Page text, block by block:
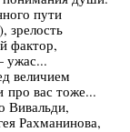
пути
зрелость
фактор,
ужас...
величием
вас тоже...
Вивальди,
Рахманинова,